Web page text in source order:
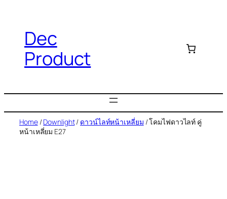
Dec
Product
Home/Downlight/ ดาวน์ไลท์หน้าเหลี่ยม / โคมไฟดาวไลท์ คู่
หน้าเหลี่ยม E27